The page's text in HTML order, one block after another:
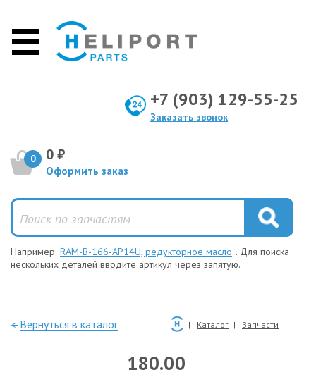
+7 (903) 129-55-25
Заказать звонок
0 0 ₽
Оформить заказ
Например: RAM-B-166-AP14U, редукторное масло . Для поиска
нескольких деталей вводите артикул через запятую.
—Вернуться в каталог Каталог Запчасти
180.00